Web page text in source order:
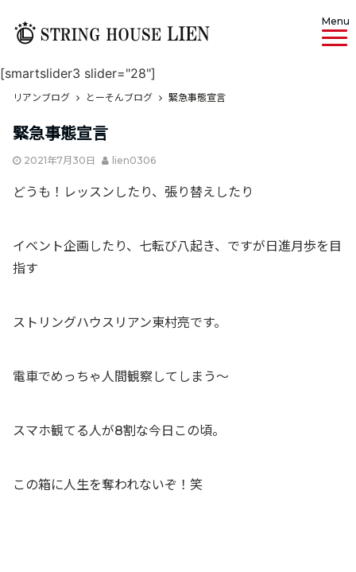
Menu
[smartslider3 slider="28"]
リアンブログ とーそんブログ 緊急事態宣言
緊急事態宣言
2021年7月30日 lien0306
どうも！レッスンしたり、張り替えしたり
イベント企画したり、七転び八起き、ですが日進月歩を目
指す
ストリングハウスリアン東村亮です。
電車でめっちゃ人間観察してしまう〜
スマホ観てる人が8割な今日この頃。
この箱に人生を奪われないぞ！笑